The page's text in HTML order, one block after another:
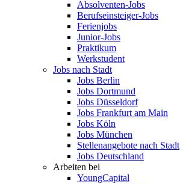
Absolventen-Jobs
Berufseinsteiger-Jobs
Ferienjobs
Junior-Jobs
Praktikum
Werkstudent
Jobs nach Stadt
Jobs Berlin
Jobs Dortmund
Jobs Düsseldorf
Jobs Frankfurt am Main
Jobs Köln
Jobs München
Stellenangebote nach Stadt
Jobs Deutschland
Arbeiten bei
YoungCapital